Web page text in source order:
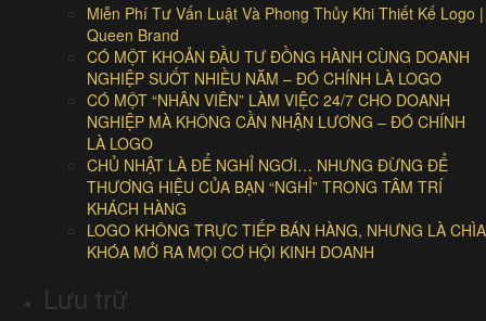
Miễn Phí Tư Vấn Luật Và Phong Thủy Khi Thiết Kế Logo |
Queen Brand
CÓ MỘT KHOẢN ĐẦU TƯ ĐỒNG HÀNH CÙNG DOANH
NGHIỆP SUỐT NHIỀU NĂM – ĐÓ CHÍNH LÀ LOGO
CÓ MỘT “NHÂN VIÊN” LÀM VIỆC 24/7 CHO DOANH
NGHIỆP MÀ KHÔNG CẦN NHẬN LƯƠNG – ĐÓ CHÍNH
LÀ LOGO
CHỦ NHẬT LÀ ĐỂ NGHỈ NGƠI… NHƯNG ĐỪNG ĐỂ
THƯƠNG HIỆU CỦA BẠN “NGHỈ” TRONG TÂM TRÍ
KHÁCH HÀNG
LOGO KHÔNG TRỰC TIẾP BÁN HÀNG, NHƯNG LÀ CHÌA
KHÓA MỞ RA MỌI CƠ HỘI KINH DOANH
Lưu trữ